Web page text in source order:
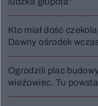
Kto miał dość
Dawny ośrodek
Ogrodzili plac
wieżowiec. Tu